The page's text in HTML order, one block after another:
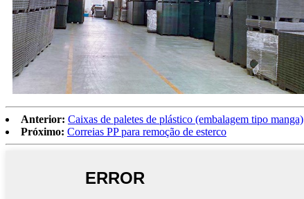
Anterior: Caixas de paletes de plástico (embalagem tipo manga)
Próximo: Correias PP para remoção de esterco